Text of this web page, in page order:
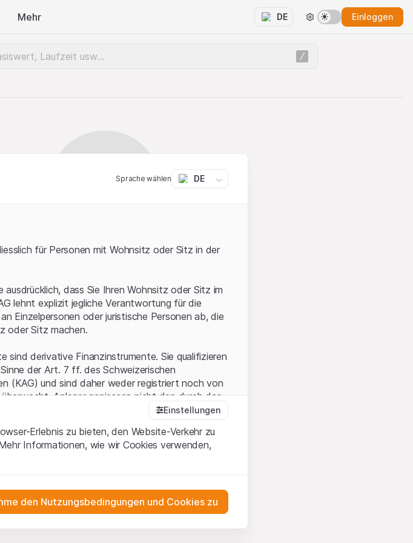
Mehr DE Einloggen
Sprache wählen DE
für Personen mit Wohnsitz oder Sitz in der
dass Sie Ihren Wohnsitz oder Sitz im
lehnt explizit jegliche Verantwortung für die
Einzelpersonen oder juristische Personen ab, die
oder Sitz machen.
sind derivative Finanzinstrumente. Sie qualifizieren
der Art. 7 ff. des Schweizerischen
(KAG) und sind daher weder registriert noch von
Anleger geniessen nicht den durch das
AG (die "Website") erklären Sie, dass Sie die
und
Design¬ und Markenrechte) an dem auf der
Einstellungen
Erlebnis zu bieten, den Website-Verkehr zu
Informationen, wie wir Cookies verwenden,
nicht deaktiviert werden.
den Nutzungsbedingungen und Cookies zu